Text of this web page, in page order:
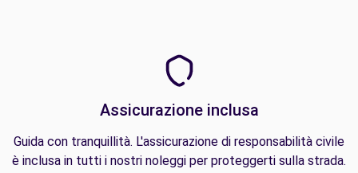
Assicurazione inclusa
Guida con tranquillità. L'assicurazione di responsabilità civile
è inclusa in tutti i nostri noleggi per proteggerti sulla strada.